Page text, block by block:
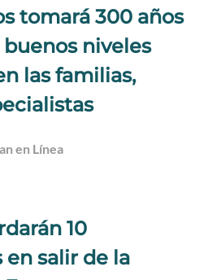
tomará 300 años
niveles
las familias,
en Línea
10
salir de la